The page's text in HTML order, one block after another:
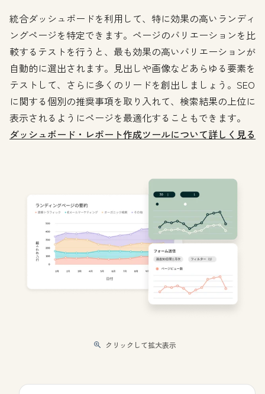
統合ダッシュボードを利用して、特に効果の高いランディ
ングページを特定できます。ページのバリエーションを比
較するテストを行うと、最も効果の高いバリエーションが
自動的に選出されます。見出しや画像などあらゆる要素を
テストして、さらに多くのリードを創出しましょう。SEO
に関する個別の推奨事項を取り入れて、検索結果の上位に
表示されるようにページを最適化することもできます。
ダッシュボード・レポート作成ツールについて詳しく見る
クリックして拡大表示